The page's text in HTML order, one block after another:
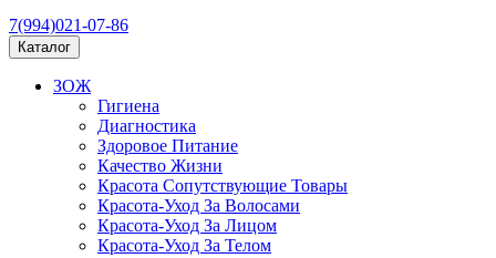
7(994)021-07-86
Каталог
ЗОЖ
Гигиена
Диагностика
Здоровое Питание
Качество Жизни
Красота Сопутствующие Товары
Красота-Уход За Волосами
Красота-Уход За Лицом
Красота-Уход За Телом